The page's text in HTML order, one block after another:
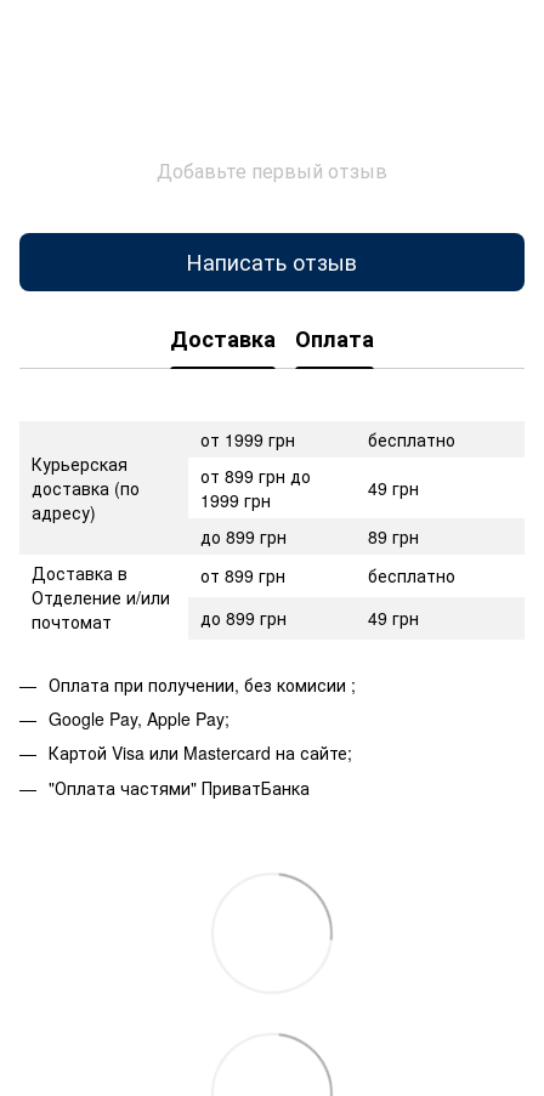
Добавьте первый отзыв
Написать отзыв
Доставка Оплата
Курьерская
доставка (по
адресу)
от 1999 грн
бесплатно
от 899 грн до
1999 грн
49 грн
до 899 грн
89 грн
Доставка в
Отделение и/или
почтомат
от 899 грн
бесплатно
до 899 грн
49 грн
Оплата при получении, без комисии ;
Google Pay, Apple Pay;
Картой Visa или Mastercard на сайте;
"Оплата частями" ПриватБанка